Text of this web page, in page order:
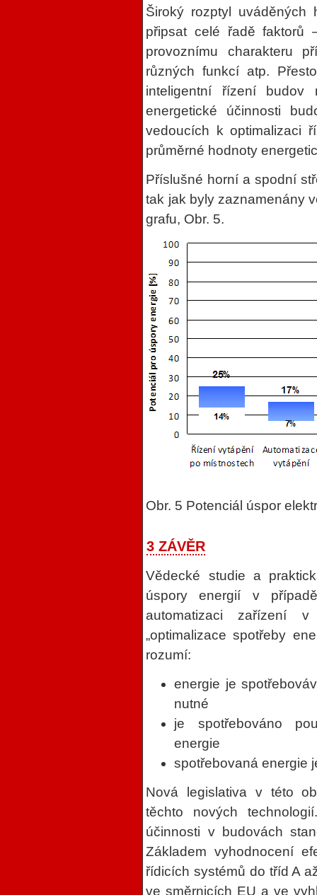
Široký rozptyl uváděných
připsat celé řadě faktorů
provoznímu charakteru
různých funkcí atp.
inteligentní řízení budov
energetické účinnosti
vedoucích k optimalizaci
průměrné hodnoty
Příslušné horní a spodní
tak jak byly zaznamenány
grafu, Obr. 5.
Obr. 5 Potenciál úspor
3 ZÁVĚR
Vědecké studie a
úspory energií v
automatizaci zařízení
„optimalizace spotřeby
rozumí:
energie je
nutné
je spotřebováno
energie
spotřebovaná energie
Nová legislativa v této
těchto nových
účinnosti v budovách
Základem vyhodnocení
řídicích systémů do tříd A
ve směrnicích EU a ve